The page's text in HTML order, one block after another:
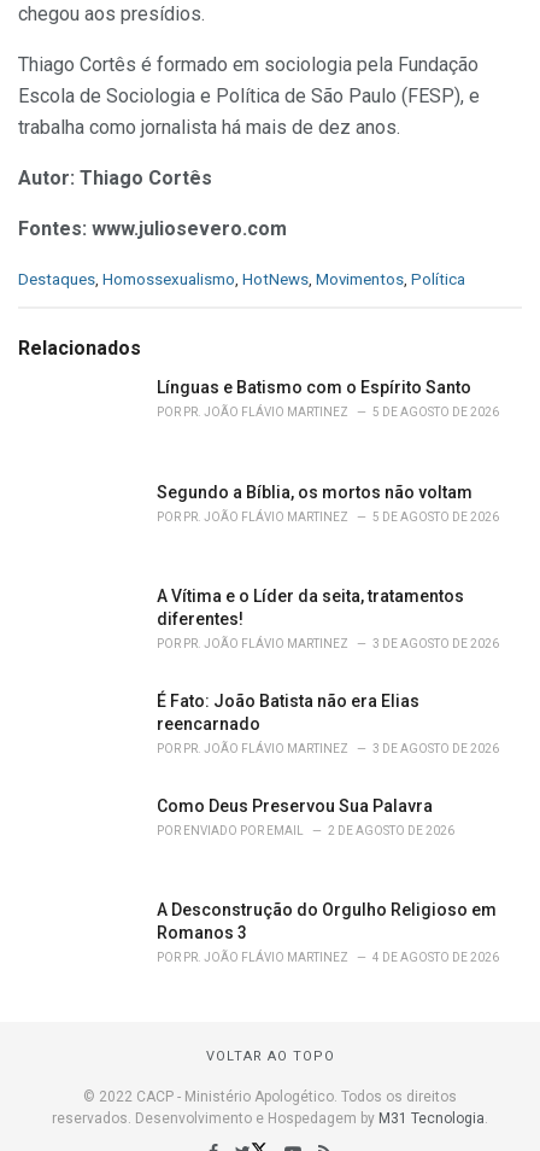
chegou aos presídios.
Thiago Cortês é formado em sociologia pela Fundação
Escola de Sociologia e Política de São Paulo (FESP), e
trabalha como jornalista há mais de dez anos.
Autor: Thiago Cortês
Fontes: www.juliosevero.com
C
e
Destaques Homossexualismo HotNews Movimentos Política
Relacionados
Línguas e Batismo com o Espírito Santo
POR PR. JOÃO FLÁVIO MARTINEZ 5 DE AGOSTO DE 2026
Segundo a Bíblia, os mortos não voltam
POR PR. JOÃO FLÁVIO MARTINEZ 5 DE AGOSTO DE 2026
A Vítima e o Líder da seita, tratamentos
diferentes!
POR PR. JOÃO FLÁVIO MARTINEZ 3 DE AGOSTO DE 2026
É Fato: João Batista não era Elias
reencarnado
POR PR. JOÃO FLÁVIO MARTINEZ 3 DE AGOSTO DE 2026
Como Deus Preservou Sua Palavra
POR ENVIADO POR EMAIL 2 DE AGOSTO DE 2026
A Desconstrução do Orgulho Religioso em
Romanos 3
POR PR. JOÃO FLÁVIO MARTINEZ 4 DE AGOSTO DE 2026
VOLTAR AO TOPO
© 2022 CACP - Ministério Apologético. Todos os direitos
reservados. Desenvolvimento e Hospedagem by M31 Tecnologia.